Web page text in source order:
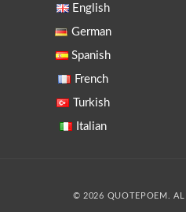
English
German
Spanish
French
Turkish
Italian
© 2026 QUOTEPOEM.